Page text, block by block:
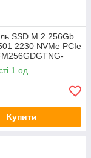
SSD M.2 256Gb
2230 NVMe PCIe
1600 БУ
1 од.
Купити